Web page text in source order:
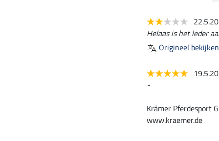
Helaas is het leder
Origineel bekijken
-
Krämer Pferdesport
www.kraemer.de